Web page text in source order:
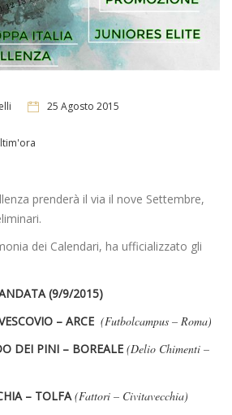
25 Agosto 2015
prenderà il via il nove Settembre,
dei Calendari, ha ufficializzato gli
(9/9/2015)
– ARCE (Futbolcampus – Roma)
DEI PINI – BOREALE (Delio Chimenti –
– TOLFA (Fattori – Civitavecchia)